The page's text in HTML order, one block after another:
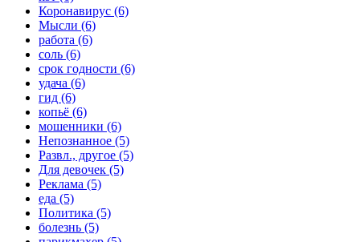
Коронавирус (6)
Мысли (6)
работа (6)
соль (6)
срок годности (6)
удача (6)
гид (6)
копьё (6)
мошенники (6)
Непознанное (5)
Развл., другое (5)
Для девочек (5)
Реклама (5)
еда (5)
Политика (5)
болезнь (5)